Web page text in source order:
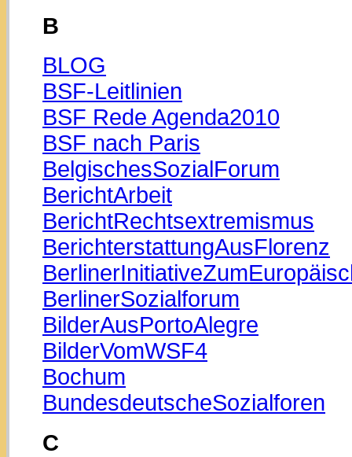
B
BLOG
BSF-Leitlinien
BSF Rede Agenda2010
BSF nach Paris
BelgischesSozialForum
BerichtArbeit
BerichtRechtsextremismus
BerichterstattungAusFlorenz
BerlinerSozialforum
BilderAusPortoAlegre
BilderVomWSF4
Bochum
BundesdeutscheSozialforen
C